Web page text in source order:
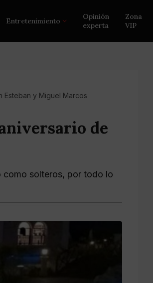
Entretenimiento
Opinión
experta
Zona
VIP
Esteban y Miguel Marcos
de
como solteros, por todo lo